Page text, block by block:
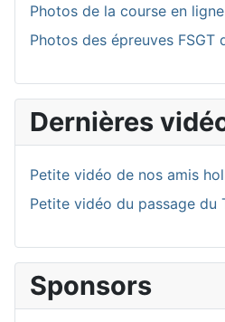
Photos de la course en
Photos des épreuves FSGT
Dernières
Petite vidéo de nos amis
Petite vidéo du passage du
Sponsors